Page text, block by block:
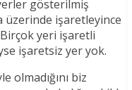
gösterilmiş
üzerinde işaretleyince
yeri işaretli
işaretsiz yer yok.
olmadığını biz